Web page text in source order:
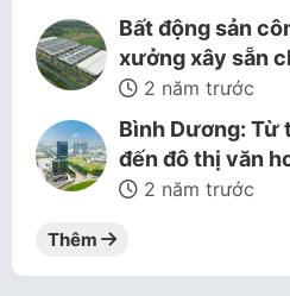
Bất động sản
xưởng xây sẵn
2 năm trước
Bình Dương: Từ
đến đô thị văn
2 năm trước
Thêm